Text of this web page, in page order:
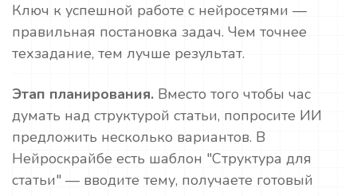
Ключ к успешной работе с нейросетями —
правильная постановка задач. Чем точнее
техзадание, тем лучше результат.
Этап планирования. Вместо того чтобы час
думать над структурой статьи, попросите ИИ
предложить несколько вариантов. В
Нейроскрайбе есть шаблон "Структура для
статьи" — вводите тему, получаете готовый